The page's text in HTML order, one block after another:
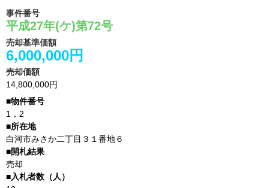
事件番号
平成27年(ケ)第72号
売却基準価額
6,000,000円
売却価額
14,800,000円
1，2
白河市みさか二丁目３１番地６
売却